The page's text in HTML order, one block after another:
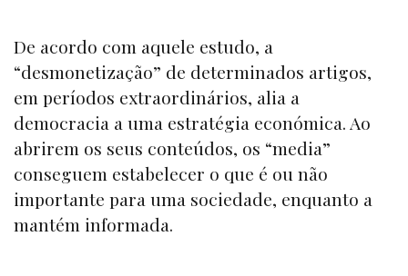
De acordo com aquele estudo, a
“desmonetização” de determinados artigos,
em períodos extraordinários, alia a
democracia a uma estratégia económica. Ao
abrirem os seus conteúdos, os “media”
conseguem estabelecer o que é ou não
importante para uma sociedade, enquanto a
mantém informada.